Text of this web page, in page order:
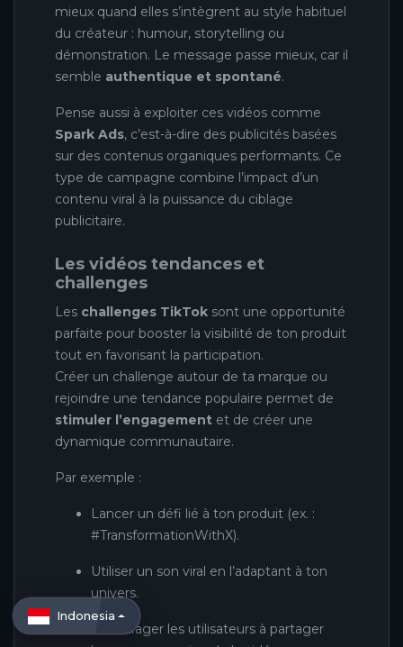
mieux quand elles s’intègrent au style habituel
du créateur : humour, storytelling ou
démonstration. Le message passe mieux, car il
semble authentique et spontané.
Pense aussi à exploiter ces vidéos comme
Spark Ads, c’est-à-dire des publicités basées
sur des contenus organiques performants. Ce
type de campagne combine l’impact d’un
contenu viral à la puissance du ciblage
publicitaire.
Les vidéos tendances et
challenges
Les challenges TikTok sont une opportunité
parfaite pour booster la visibilité de ton produit
tout en favorisant la participation.
Créer un challenge autour de ta marque ou
rejoindre une tendance populaire permet de
stimuler l’engagement et de créer une
dynamique communautaire.
Par exemple :
Lancer un défi lié à ton produit (ex. :
#TransformationWithX).
Utiliser un son viral en l’adaptant à ton
univers.
Encourager les utilisateurs à partager
Indonesia